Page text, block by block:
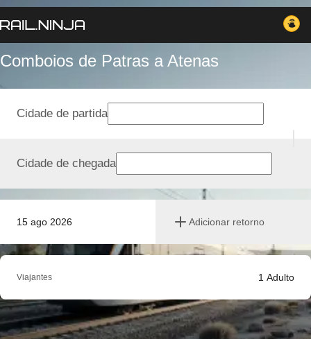
Comboios de Patras a Atenas
15 ago 2026 Adicionar retorno
Cidade de partida
Cidade de chegada
Viajantes 1 Adulto